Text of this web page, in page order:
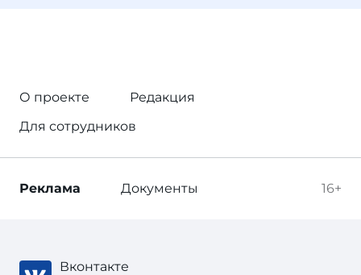
О проекте
Редакция
Для сотрудников
16+
Реклама Документы
Вконтакте